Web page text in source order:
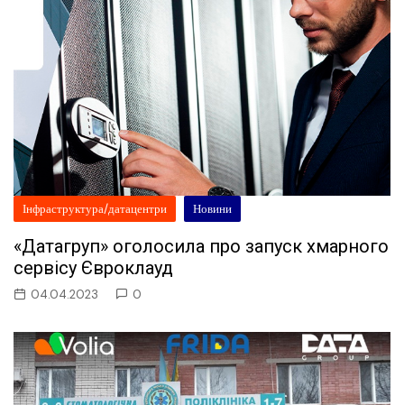
Інфраструктура/датацентри Новини
«Датагруп» оголосила про запуск хмарного
сервісу Євроклауд
04.04.2023 0